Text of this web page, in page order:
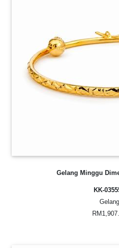
Gelang Minggu
KK-
Gelang